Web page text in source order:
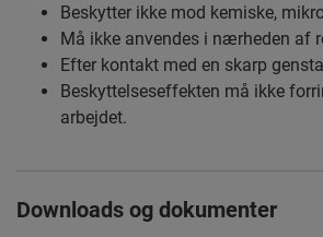
Beskytter ikke mod kemiske,
Må ikke anvendes i nærheden af
Efter kontakt med en skarp
Beskyttelseseffekten må ikke
arbejdet.
Downloads og dokumenter